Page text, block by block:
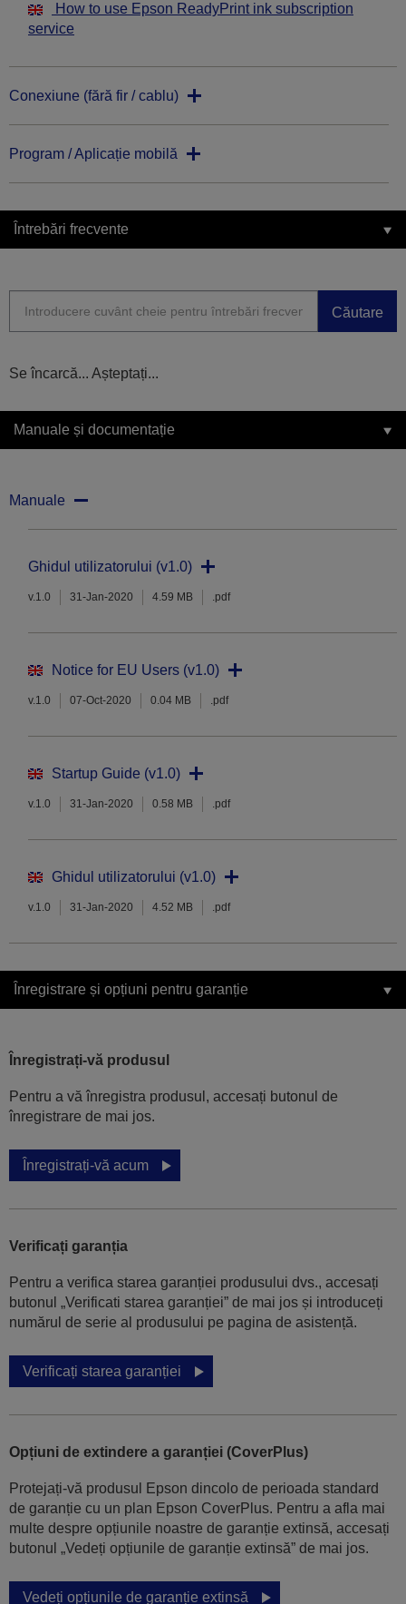
How to use Epson ReadyPrint ink subscription
service
Conexiune (fără fir / cablu)
Program / Aplicație mobilă
Întrebări frecvente
Căutare
Se încarcă... Așteptați...
Manuale și documentație
Manuale
Ghidul utilizatorului (v1.0)
v.1.0 31-Jan-2020 4.59 MB .pdf
Notice for EU Users (v1.0)
v.1.0 07-Oct-2020 0.04 MB .pdf
Startup Guide (v1.0)
v.1.0 31-Jan-2020 0.58 MB .pdf
Ghidul utilizatorului (v1.0)
v.1.0 31-Jan-2020 4.52 MB .pdf
Înregistrare și opțiuni pentru garanție
Înregistrați-vă produsul
Pentru a vă înregistra produsul, accesați butonul de
înregistrare de mai jos.
Înregistrați-vă acum
Verificați garanția
Pentru a verifica starea garanției produsului dvs., accesați
butonul „Verificati starea garanției” de mai jos și introduceți
numărul de serie al produsului pe pagina de asistență.
Verificați starea garanției
Opțiuni de extindere a garanției (CoverPlus)
Protejați-vă produsul Epson dincolo de perioada standard
de garanție cu un plan Epson CoverPlus. Pentru a afla mai
multe despre opțiunile noastre de garanție extinsă, accesați
butonul „Vedeți opțiunile de garanție extinsă” de mai jos.
Vedeți opțiunile de garanție extinsă